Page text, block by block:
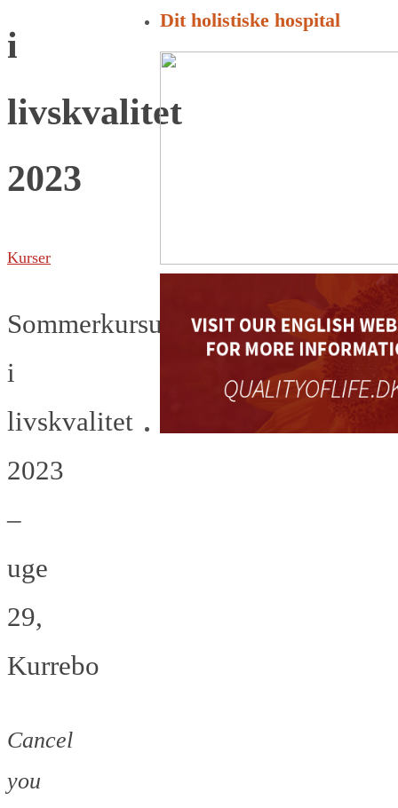
i
livskvalitet
2023
Kurser
Sommerkursus
i
livskvalitet
2023
–
uge
29,
Kurrebo
Cancel
you
Dit holistiske hospital